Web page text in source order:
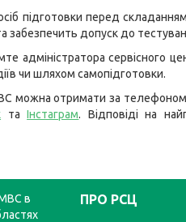
підготовки перед
забезпечить допуск до
адміністратора сервісного
чи шляхом самопідготовки.
можна отримати за
таІнстаграм. Відповіді на
в
ПРО РСЦ